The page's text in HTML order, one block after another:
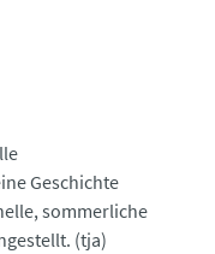
Geschichte
sommerliche
(tja)